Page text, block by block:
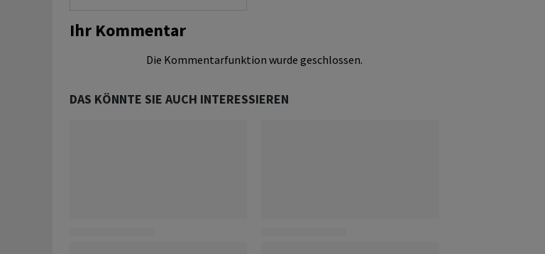
Ihr Kommentar
Die Kommentarfunktion wurde geschlossen.
DAS KÖNNTE SIE AUCH INTERESSIEREN